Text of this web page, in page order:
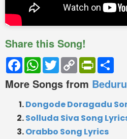
Share this Song!
FacebookWhatsApp
TwitterCopy
Link
More Songs from
Dongode Doragadu
Solluda Siva Song
Orabbo Song Lyrics